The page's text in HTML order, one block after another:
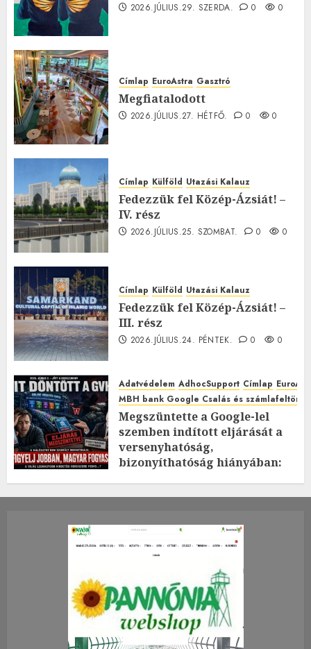
2026.JÚLIUS.29. SZERDA. 0 0
Címlap EuroAstra Gasztró
Megfiatalodott
2026.JÚLIUS.27. HÉTFŐ. 0 0
Címlap Külföld Utazási Kalauz
Fedezzük fel Közép-Ázsiát! –
IV. rész
2026.JÚLIUS.25. SZOMBAT. 0 0
Címlap Külföld Utazási Kalauz
Fedezzük fel Közép-Ázsiát! –
III. rész
2026.JÚLIUS.24. PÉNTEK. 0 0
Adatvédelem AdhocSupport Címlap
MBH bank Google Csalás és
Megszüntette a Google-lel
szemben indított eljárását a
versenyhatóság,
bizonyíthatóság hiányában:
2026.JÚLIUS.23. CSÜTÖRTÖK.
0